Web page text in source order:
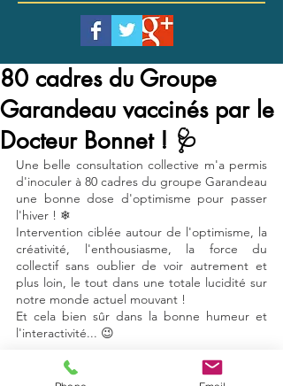
80 cadres du Groupe
Garandeau vaccinés par le
Docteur Bonnet ! 🩺
Une belle consultation collective m'a permis
d'inoculer à 80 cadres du groupe Garandeau
une bonne dose d'optimisme pour passer
l'hiver ! ❄
Intervention ciblée autour de l'optimisme, la
créativité, l'enthousiasme, la force du
collectif sans oublier de voir autrement et
plus loin, le tout dans une totale lucidité sur
notre monde actuel mouvant !
Et cela bien sûr dans la bonne humeur et
l'interactivité... 😉